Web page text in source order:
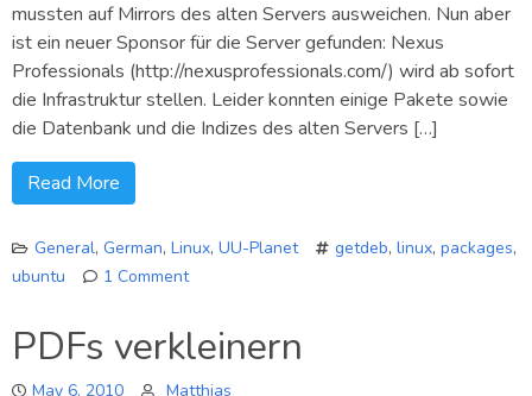
mussten auf Mirrors des alten Servers ausweichen. Nun aber
ist ein neuer Sponsor für die Server gefunden: Nexus
Professionals (http://nexusprofessionals.com/) wird ab sofort
die Infrastruktur stellen. Leider konnten einige Pakete sowie
die Datenbank und die Indizes des alten Servers […]
Read More
General, German, Linux, UU-Planet getdeb, linux, packages,
ubuntu
1 Comment
bald
PDFs verkleinern
May 6, 2010 Matthias